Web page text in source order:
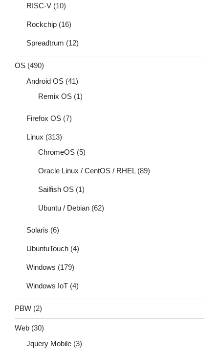
RISC-V (10)
Rockchip (16)
Spreadtrum (12)
OS (490)
Android OS (41)
Remix OS (1)
Firefox OS (7)
Linux (313)
ChromeOS (5)
Oracle Linux / CentOS / RHEL(89)
Sailfish OS (1)
Ubuntu / Debian (62)
Solaris (6)
UbuntuTouch (4)
Windows (179)
Windows IoT (4)
PBW (2)
Web (30)
Jquery Mobile (3)